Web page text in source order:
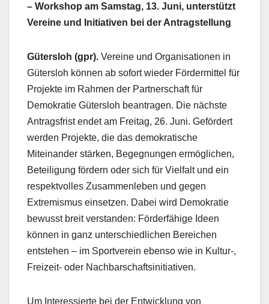
– Workshop am Samstag, 13. Juni, unterstützt
Vereine und Initiativen bei der Antragstellung
Gütersloh (gpr). Vereine und Organisationen in
Gütersloh können ab sofort wieder Fördermittel für
Projekte im Rahmen der Partnerschaft für
Demokratie Gütersloh beantragen. Die nächste
Antragsfrist endet am Freitag, 26. Juni. Gefördert
werden Projekte, die das demokratische
Miteinander stärken, Begegnungen ermöglichen,
Beteiligung fördern oder sich für Vielfalt und ein
respektvolles Zusammenleben und gegen
Extremismus einsetzen. Dabei wird Demokratie
bewusst breit verstanden: Förderfähige Ideen
können in ganz unterschiedlichen Bereichen
entstehen – im Sportverein ebenso wie in Kultur-,
Freizeit- oder Nachbarschaftsinitiativen.
Um Interessierte bei der Entwicklung von